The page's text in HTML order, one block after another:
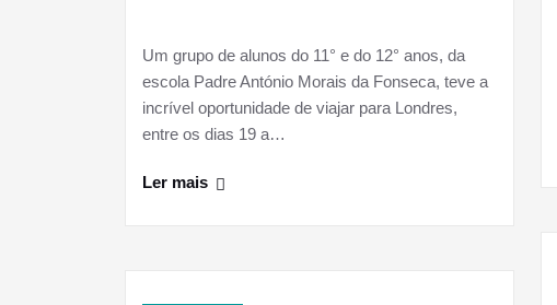
Um grupo de alunos do 11° e do 12° anos, da
escola Padre António Morais da Fonseca, teve a
incrível oportunidade de viajar para Londres,
entre os dias 19 a…
Ler mais